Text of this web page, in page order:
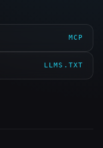
MCP
LLMS.TXT